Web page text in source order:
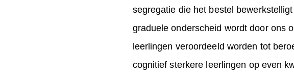
segregatie die het bestel
graduele onderscheid wordt door ons
leerlingen veroordeeld worden tot
cognitief sterkere leerlingen op even